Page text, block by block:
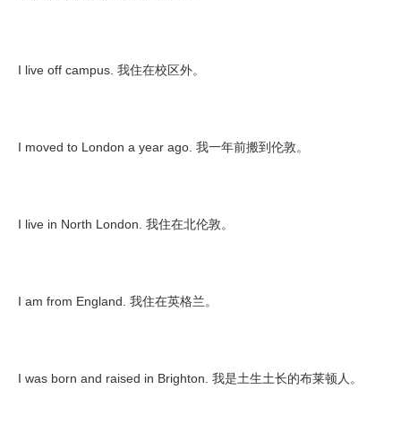
I live off campus. 我住在校区外。
I moved to London a year ago. 我一年前搬到伦敦。
I live in North London. 我住在北伦敦。
I am from England. 我住在英格兰。
I was born and raised in Brighton. 我是土生土长的布莱顿人。